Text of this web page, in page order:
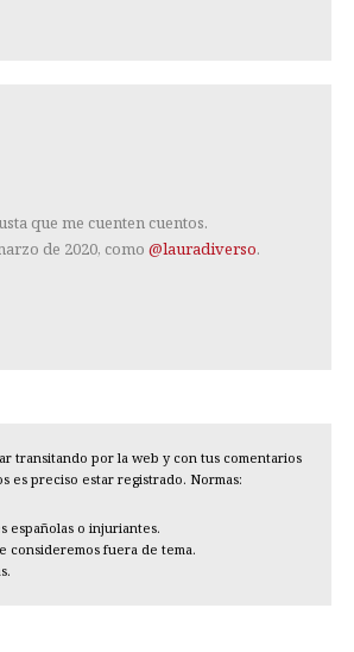
que me cuenten cuentos.
de 2020, como @lauradiverso.
transitando por la web y con tus comentarios
es preciso estar registrado. Normas:
españolas o injuriantes.
consideremos fuera de tema.